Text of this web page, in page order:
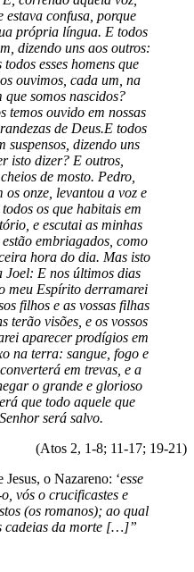
confusa, porque
própria língua. E todos
dizendo uns aos outros:
esses homens que
ouvimos, cada um, na
somos nascidos?
temos ouvido em nossas
de Deus.E todos
suspensos, dizendo uns
isto dizer? E outros,
de mosto. Pedro,
onze, levantou a voz e
os que habitais em
e escutai as minhas
embriagados, como
hora do dia. Mas isto
Joel: E nos últimos dias
meu Espírito derramarei
filhos e as vossas filhas
terão visões, e os vossos
aparecer prodígios em
na terra: sangue, fogo e
em trevas, e a
o grande e glorioso
que todo aquele que
será salvo.
(Atos 2, 1-8; 11-17; 19-21)
o Nazareno: ‘esse
vós o crucificastes e
(os romanos); ao qual
cadeias da morte […]”